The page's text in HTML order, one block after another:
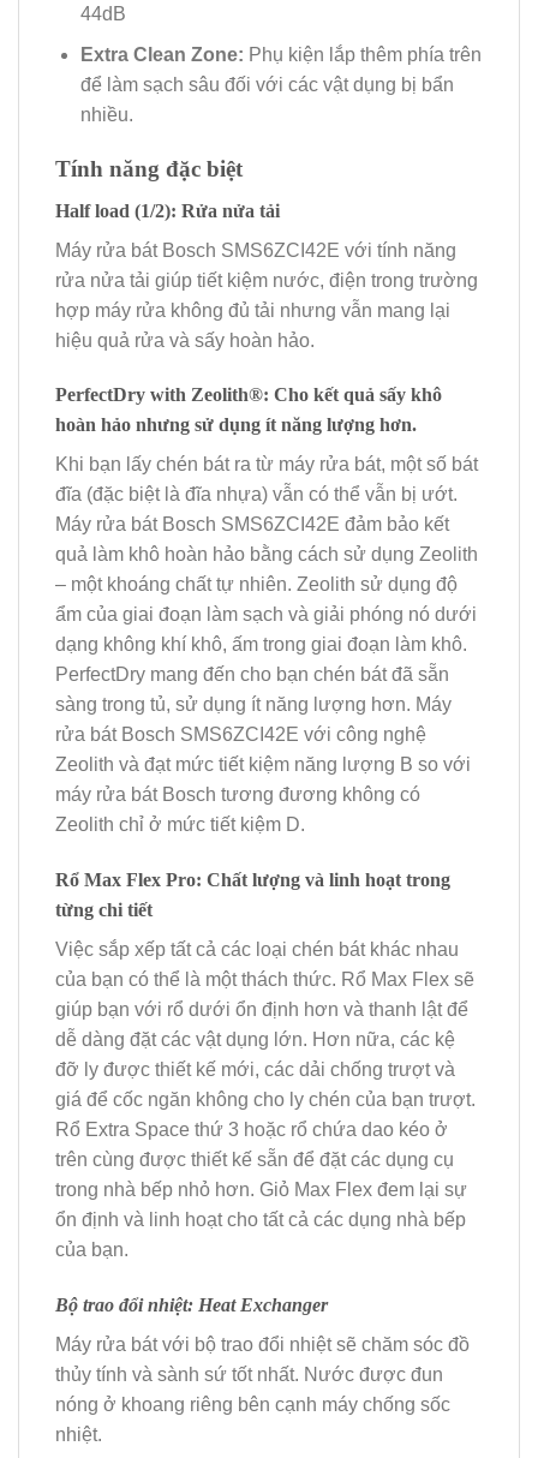
44dB
Extra Clean Zone: Phụ kiện lắp thêm phía trên
để làm sạch sâu đối với các vật dụng bị bẩn
nhiều.
Tính năng đặc biệt
Half load (1/2): Rửa nửa tải
Máy rửa bát Bosch SMS6ZCI42E với tính năng
rửa nửa tải giúp tiết kiệm nước, điện trong trường
hợp máy rửa không đủ tải nhưng vẫn mang lại
hiệu quả rửa và sấy hoàn hảo.
PerfectDry with Zeolith®: Cho kết quả sấy khô
hoàn hảo nhưng sử dụng ít năng lượng hơn.
Khi bạn lấy chén bát ra từ máy rửa bát, một số bát
đĩa (đặc biệt là đĩa nhựa) vẫn có thể vẫn bị ướt.
Máy rửa bát Bosch SMS6ZCI42E đảm bảo kết
quả làm khô hoàn hảo bằng cách sử dụng Zeolith
– một khoáng chất tự nhiên. Zeolith sử dụng độ
ẩm của giai đoạn làm sạch và giải phóng nó dưới
dạng không khí khô, ấm trong giai đoạn làm khô.
PerfectDry mang đến cho bạn chén bát đã sẵn
sàng trong tủ, sử dụng ít năng lượng hơn. Máy
rửa bát Bosch SMS6ZCI42E với công nghệ
Zeolith và đạt mức tiết kiệm năng lượng B so với
máy rửa bát Bosch tương đương không có
Zeolith chỉ ở mức tiết kiệm D.
Rổ Max Flex Pro: Chất lượng và linh hoạt trong
từng chi tiết
Việc sắp xếp tất cả các loại chén bát khác nhau
của bạn có thể là một thách thức. Rổ Max Flex sẽ
giúp bạn với rổ dưới ổn định hơn và thanh lật để
dễ dàng đặt các vật dụng lớn. Hơn nữa, các kệ
đỡ ly được thiết kế mới, các dải chống trượt và
giá để cốc ngăn không cho ly chén của bạn trượt.
Rổ Extra Space thứ 3 hoặc rổ chứa dao kéo ở
trên cùng được thiết kế sẵn để đặt các dụng cụ
trong nhà bếp nhỏ hơn. Giỏ Max Flex đem lại sự
ổn định và linh hoạt cho tất cả các dụng nhà bếp
của bạn.
Bộ trao đổi nhiệt: Heat Exchanger
Máy rửa bát với bộ trao đổi nhiệt sẽ chăm sóc đồ
thủy tính và sành sứ tốt nhất. Nước được đun
nóng ở khoang riêng bên cạnh máy chống sốc
nhiệt.